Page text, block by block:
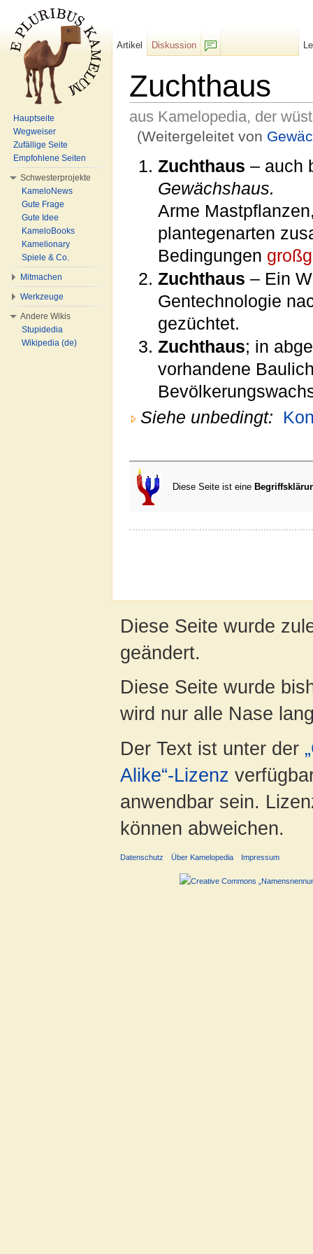
Zuchthaus
aus Kamelopedia, der
(Weitergeleitet von
Zuchthaus – auch
Gewächshaus.
Arme
plantegenarten
Bedingungen
Zuchthaus – Ein
Gentechnologie
gezüchtet.
Zuchthaus; in
vorhandene
Siehe unbedingt:
Diese Seite ist eine
Artikel
Diskussion
Hauptseite
Wegweiser
Zufällige Seite
Empfohlene Seiten
Schwesterprojekte
KameloNews
Gute Frage
Gute Idee
KameloBooks
Kamelionary
Spiele & Co.
Mitmachen
Werkzeuge
Andere Wikis
Stupidedia
Wikipedia (de)
Diese Seite wurde
geändert.
Diese Seite wurde
wird nur alle Nase
Der Text ist unter der
Alike“-Lizenz
anwendbar sein.
können abweichen.
Datenschutz Über Kamelopedia Impressum